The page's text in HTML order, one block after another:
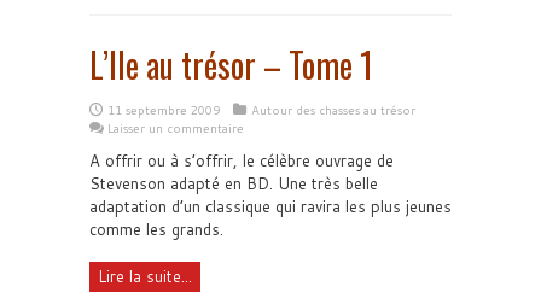
L’Ile au trésor – Tome 1
11 septembre 2009
Autour des chasses au trésor
Laisser un commentaire
A offrir ou à s’offrir, le célèbre ouvrage de
Stevenson adapté en BD. Une très belle
adaptation d’un classique qui ravira les plus jeunes
comme les grands.
Lire la suite...